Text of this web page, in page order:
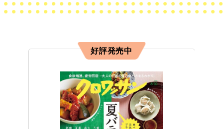
好評発売中